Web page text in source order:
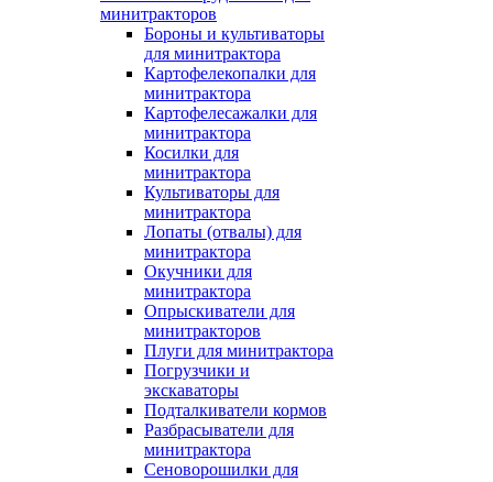
минитракторов
Бороны и культиваторы
для минитрактора
Картофелекопалки для
минитрактора
Картофелесажалки для
минитрактора
Косилки для
минитрактора
Культиваторы для
минитрактора
Лопаты (отвалы) для
минитрактора
Окучники для
минитрактора
Опрыскиватели для
минитракторов
Плуги для минитрактора
Погрузчики и
экскаваторы
Подталкиватели кормов
Разбрасыватели для
минитрактора
Сеноворошилки для